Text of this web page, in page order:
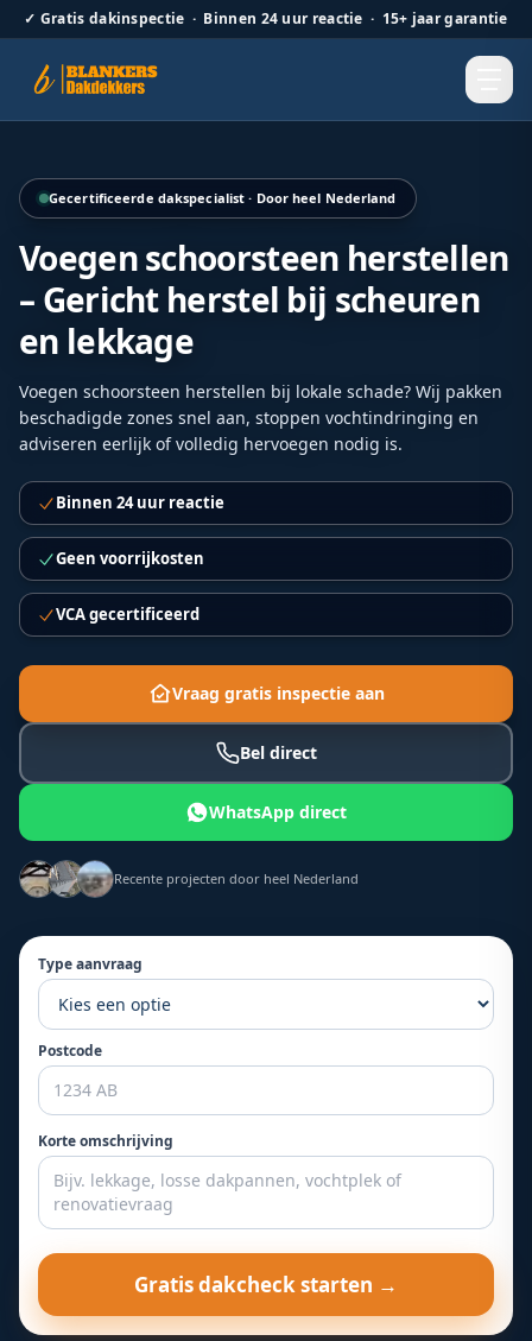
✓ Gratis dakinspectie · Binnen 24 uur reactie · 15+ jaar garantie
Gecertificeerde dakspecialist · Door heel Nederland
Voegen schoorsteen herstellen
– Gericht herstel bij scheuren
en lekkage
Voegen schoorsteen herstellen bij lokale schade? Wij pakken
beschadigde zones snel aan, stoppen vochtindringing en
adviseren eerlijk of volledig hervoegen nodig is.
Binnen 24 uur reactie
Geen voorrijkosten
VCA gecertificeerd
Vraag gratis inspectie aan
Bel direct
WhatsApp direct
Recente projecten door heel Nederland
Type aanvraag
Postcode
Korte omschrijving
Gratis dakcheck starten →